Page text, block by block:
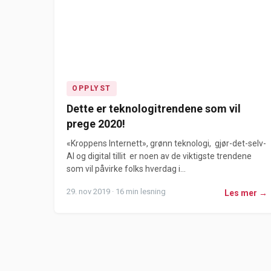
OPPLYST
Dette er teknologitrendene som vil
prege 2020!
«Kroppens Internett», grønn teknologi, gjør-det-selv-
AI og digital tillit er noen av de viktigste trendene
som vil påvirke folks hverdag i...
29. nov 2019 · 16 min lesning Les mer →